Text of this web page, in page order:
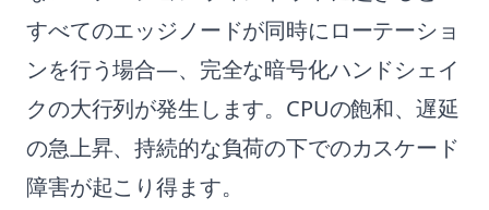
すべてのエッジノードが同時にローテーショ
ンを行う場合—、完全な暗号化ハンドシェイ
クの大行列が発生します。CPUの飽和、遅延
の急上昇、持続的な負荷の下でのカスケード
障害が起こり得ます。